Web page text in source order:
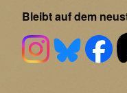
Bleibt auf dem